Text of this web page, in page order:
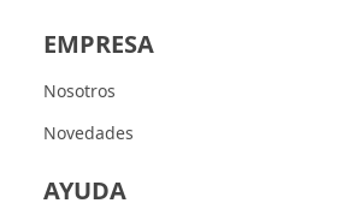
EMPRESA
Nosotros
Novedades
AYUDA